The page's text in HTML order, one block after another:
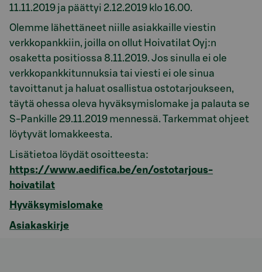
11.11.2019 ja päättyi 2.12.2019 klo 16.00.
Olemme lähettäneet niille asiakkaille viestin
verkkopankkiin, joilla on ollut Hoivatilat Oyj:n
osaketta positiossa 8.11.2019. Jos sinulla ei ole
verkkopankkitunnuksia tai viesti ei ole sinua
tavoittanut ja haluat osallistua ostotarjoukseen,
täytä ohessa oleva hyväksymislomake ja palauta se
S-Pankille 29.11.2019 mennessä. Tarkemmat ohjeet
löytyvät lomakkeesta.
Lisätietoa löydät osoitteesta:
https://www.aedifica.be/en/ostotarjous-
hoivatilat
Hyväksymislomake
Asiakaskirje